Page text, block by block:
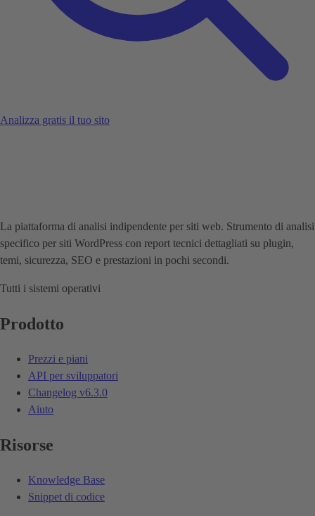
Analizza gratis il tuo sito
La piattaforma di analisi indipendente per siti web. Strumento di analisi
specifico per siti WordPress con report tecnici dettagliati su plugin,
temi, sicurezza, SEO e prestazioni in pochi secondi.
Tutti i sistemi operativi
Prodotto
Prezzi e piani
API per sviluppatori
Changelog v6.3.0
Aiuto
Risorse
Knowledge Base
Snippet di codice